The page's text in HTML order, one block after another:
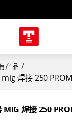
产品 /
焊接 250
MIG 焊接 250